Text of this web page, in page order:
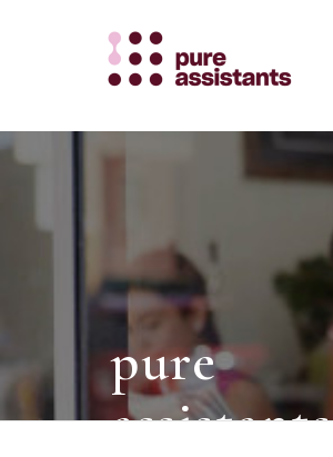
pure
assistants